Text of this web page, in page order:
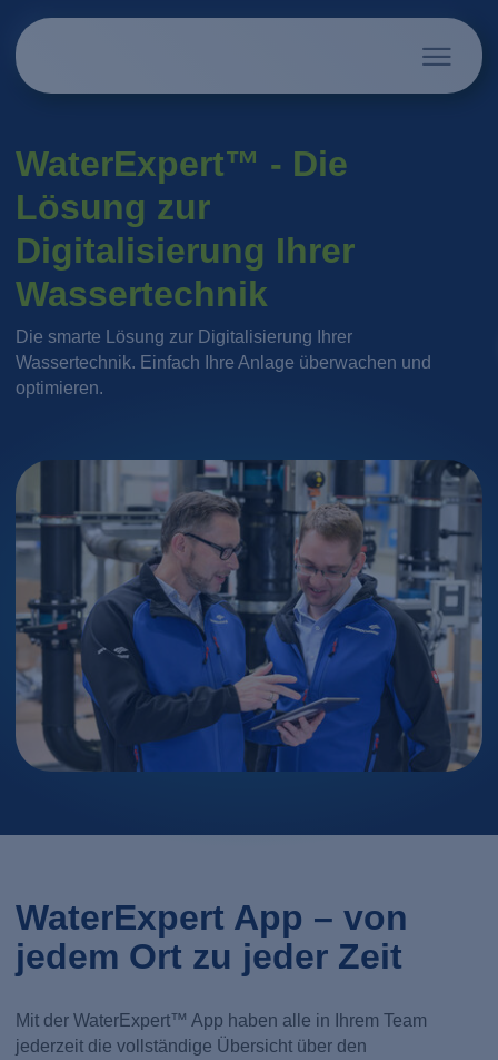
WaterExpert™ - Die
Lösung zur
Digitalisierung Ihrer
Wassertechnik
Die smarte Lösung zur Digitalisierung Ihrer
Wassertechnik. Einfach Ihre Anlage überwachen und
optimieren.
WaterExpert App – von
jedem Ort zu jeder Zeit
Mit der WaterExpert™ App haben alle in Ihrem Team
jederzeit die vollständige Übersicht über den